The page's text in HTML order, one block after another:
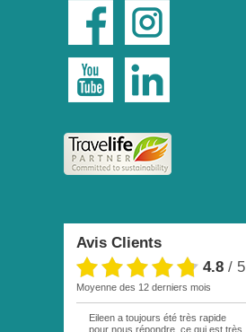
Avis Clients
4.8 / 5
moyenne des 12 derniers mois
Eileen a toujours été très rapide
pour nous répondre, ce qui est très